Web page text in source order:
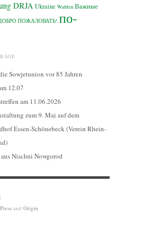
DRJA Ukraine Wahlen Важные
ПОЖАЛОВАТЬ! по-
Sowjetunion vor 85 Jahren
12.07
am 11.06.2026
zum 9. Mai auf dem
Essen-Schönebeck (Verein Rhein-
Nischni Nowgorod
and Origin